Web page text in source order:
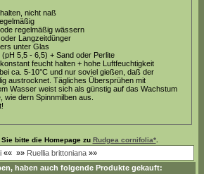
nicht naß
regelmäßig wässern
Langzeitdünger
unter Glas
5,5 - 6,5) + Sand oder Perlite
feucht halten + hohe Luftfeuchtigkeit
ca. 5-10°C und nur soviel gießen, daß der
austrocknet. Tägliches Übersprühen mit
Wasser weist sich als günstig auf das Wachstum
wie dern Spinnmilben aus.
bitte die Homepage zu Rudgea cornifolia*.
«« »» Ruellia brittoniana »»
haben auch folgende Produkte gekauft: